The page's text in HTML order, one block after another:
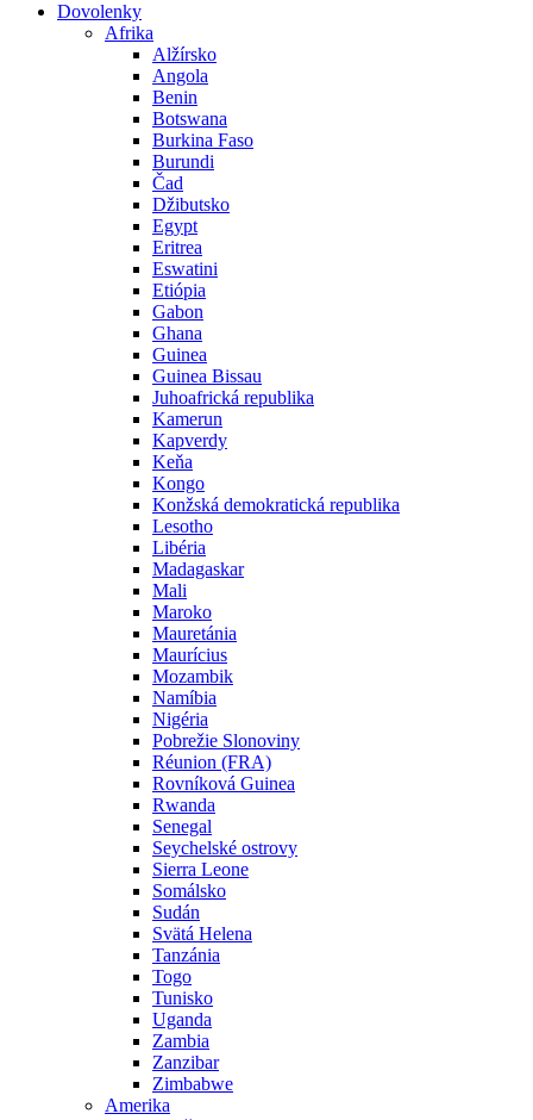
Dovolenky
Afrika
Alžírsko
Angola
Benin
Botswana
Burkina Faso
Burundi
Čad
Džibutsko
Egypt
Eritrea
Eswatini
Etiópia
Gabon
Ghana
Guinea
Guinea Bissau
Juhoafrická republika
Kamerun
Kapverdy
Keňa
Kongo
Konžská demokratická republika
Lesotho
Libéria
Madagaskar
Mali
Maroko
Mauretánia
Maurícius
Mozambik
Namíbia
Nigéria
Pobrežie Slonoviny
Réunion (FRA)
Rovníková Guinea
Rwanda
Senegal
Seychelské ostrovy
Sierra Leone
Somálsko
Sudán
Svätá Helena
Tanzánia
Togo
Tunisko
Uganda
Zambia
Zanzibar
Zimbabwe
Amerika